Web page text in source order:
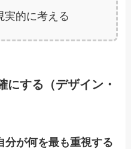
実的に考える
にする（デザイン・
分が何を最も重視する